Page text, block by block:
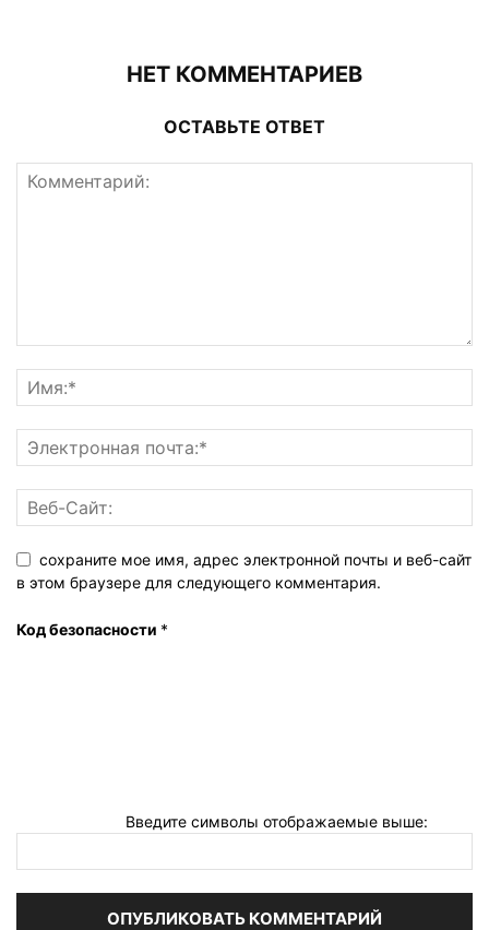
НЕТ КОММЕНТАРИЕВ
ОСТАВЬТЕ ОТВЕТ
сохраните мое имя, адрес электронной почты и веб-сайт
в этом браузере для следующего комментария.
Код безопасности *
Введите символы отображаемые выше: